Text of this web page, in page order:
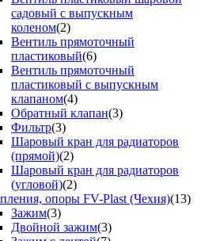
садовый с выпускным
коленом(2)
Вентиль прямоточный
пластиковый(6)
Вентиль прямоточный
пластиковый с выпускным
клапаном(4)
Обратный клапан(3)
Фильтр(3)
Шаровый кран для радиаторов
(прямой)(2)
Шаровый кран для радиаторов
(угловой)(2)
опоры FV-Plast (Чехия)(13)
Зажим(3)
Двойной зажим(3)